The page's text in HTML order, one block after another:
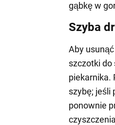
gąbkę w
Szyba
Aby
szczotki do
piekarnika.
szybę; jeśli
ponownie